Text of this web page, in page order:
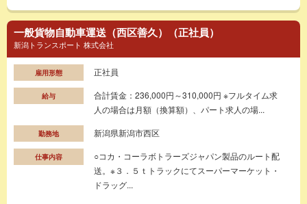
一般貨物自動車運送（西区善久）（正社員）
新潟トランスポート 株式会社
雇用形態 正社員
給与
合計賃金：236,000円～310,000円 ※フルタイム求
人の場合は月額（換算額）、パート求人の場...
勤務地 新潟県新潟市西区
仕事内容
○コカ・コーラボトラーズジャパン製品のルート配
送。※３．５ｔトラックにてスーパーマーケット・
ドラッグ...